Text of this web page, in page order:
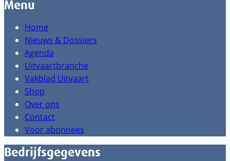
Menu
Home
Nieuws & Dossiers
Agenda
Uitvaartbranche
Vakblad Uitvaart
Shop
Over ons
Contact
Voor abonnees
Bedrijfsgegevens